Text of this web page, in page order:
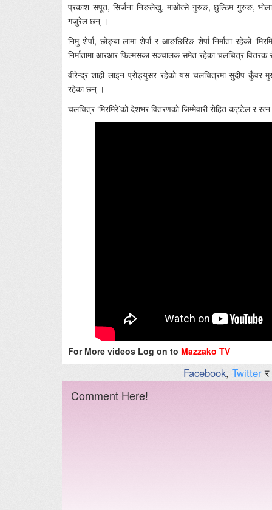
प्रकाश सपूत, सिर्जना निङलेखु, माओत्से गुरुङ, छुल्ठिम गुरुङ,
गजुरेल छन् ।
निमु शेर्पा, छोङ्बा लामा शेर्पा र आङछिरिङ शेर्पा निर्माता रहेको
निर्मातामा आरआर फिल्मसका सञ्चालक समेत रहेका चलचित्र
वीरेन्द्र शाही लाइन प्रोड्युसर रहेको यस चलचित्रमा सुदीप कुँवर
रहेका छन् ।
चलचित्र ‘मिरमिरे’को देशभर वितरणको जिम्मेवारी रोहित कट्टेल र
For More videos Log on to Mazzako TV
Facebook, Twitterर
Comment Here!